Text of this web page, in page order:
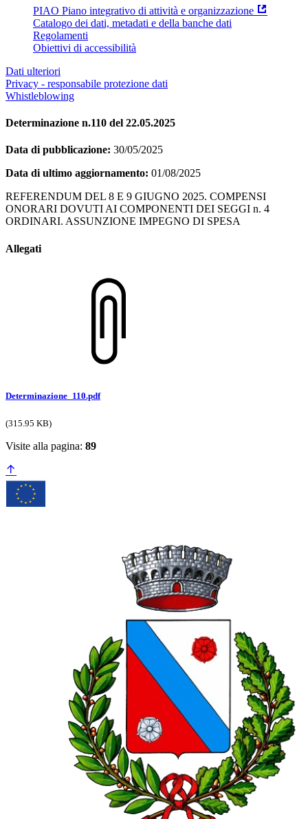
PIAO Piano integrativo di attività e organizzazione
Catalogo dei dati, metadati e della banche dati
Regolamenti
Obiettivi di accessibilità
Dati ulteriori
Privacy - responsabile protezione dati
Whistleblowing
Determinazione n.110 del 22.05.2025
Data di pubblicazione: 30/05/2025
Data di ultimo aggiornamento: 01/08/2025
REFERENDUM DEL 8 E 9 GIUGNO 2025. COMPENSI
ONORARI DOVUTI AI COMPONENTI DEI SEGGI n. 4
ORDINARI. ASSUNZIONE IMPEGNO DI SPESA
Allegati
Determinazione_110.pdf
(315.95 KB)
Visite alla pagina: 89